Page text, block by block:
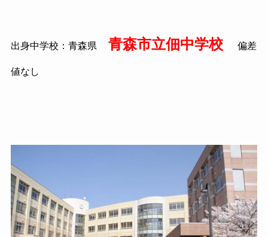
出身中学校：青森県 青森市立佃中学校 偏差
値なし